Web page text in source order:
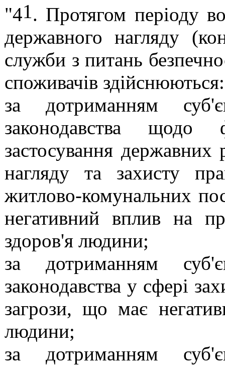
"41. Протягом періоду
державного нагляду
служби з питань
споживачів здійснюються:
за дотриманням
законодавства щодо
застосування державних
нагляду та захисту
житлово-комунальних
негативний вплив на
здоров'я людини;
за дотриманням
законодавства у сфері
загрози, що має
людини;
за дотриманням